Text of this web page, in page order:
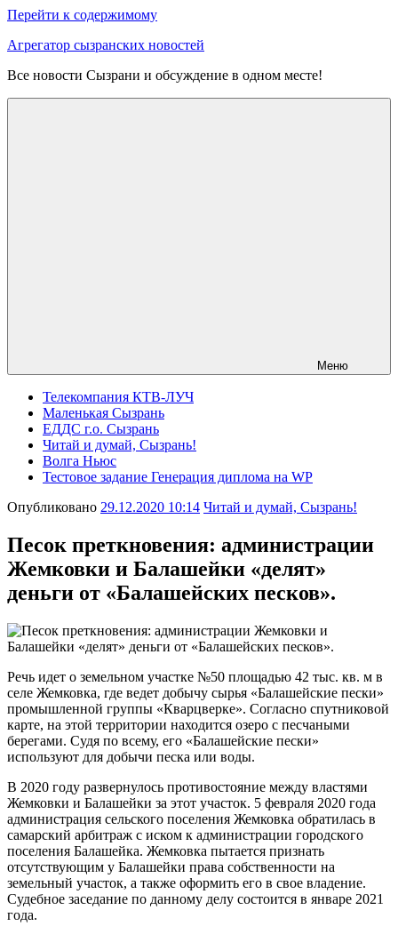
Перейти к содержимому
Агрегатор сызранских новостей
Все новости Сызрани и обсуждение в одном месте!
Меню
Телекомпания КТВ-ЛУЧ
Маленькая Сызрань
ЕДДС г.о. Сызрань
Читай и думай, Сызрань!
Волга Ньюс
Тестовое задание Генерация диплома на WP
Опубликовано 29.12.2020 10:14 Читай и думай, Сызрань!
Песок преткновения: администрации
Жемковки и Балашейки «делят»
деньги от «Балашейских песков».
Речь идет о земельном участке №50 площадью 42 тыс. кв. м в
селе Жемковка, где ведет добычу сырья «Балашейские пески»
промышленной группы «Кварцверке». Согласно спутниковой
карте, на этой территории находится озеро с песчаными
берегами. Судя по всему, его «Балашейские пески»
используют для добычи песка или воды.
В 2020 году развернулось противостояние между властями
Жемковки и Балашейки за этот участок. 5 февраля 2020 года
администрация сельского поселения Жемковка обратилась в
самарский арбитраж с иском к администрации городского
поселения Балашейка. Жемковка пытается признать
отсутствующим у Балашейки права собственности на
земельный участок, а также оформить его в свое владение.
Судебное заседание по данному делу состоится в январе 2021
года.